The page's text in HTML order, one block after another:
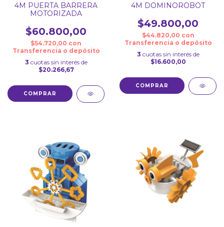
4M PUERTA BARRERA
MOTORIZADA
$60.800,00
$54.720,00 con
Transferencia o depósito
3 cuotas sin interés de
$20.266,67
4M DOMINOROBOT
$49.800,00
$44.820,00 con
Transferencia o depósito
3 cuotas sin interés de
$16.600,00